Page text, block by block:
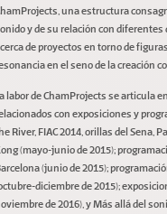
una estructura
y de su relación con
de proyectos en torno de
en el seno de la creación
labor de ChamProjects se articula
con exposiciones y
River, FIAC 2014, orillas del Sena,
(mayo-junio de 2015);
(junio de 2015);
diciembre de 2015);
de 2016), y Más allá del